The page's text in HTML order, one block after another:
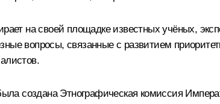
на своей площадке известных учёных,
вопросы, связанные с развитием
создана Этнографическая комиссия